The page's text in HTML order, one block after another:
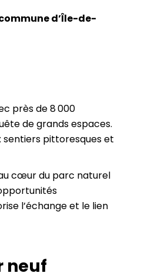
d’Île-de-
près de 8 000
de grands espaces.
sentiers pittoresques et
cœur du parc naturel
l’échange et le lien
neuf